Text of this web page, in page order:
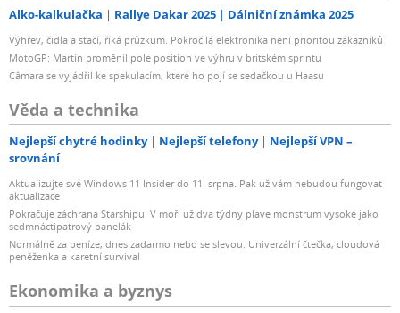
Alko-kalkulačka Rallye Dakar 2025 Dálniční známka 2025
Výhřev, čidla a stačí, říká průzkum. Pokročilá elektronika není prioritou zákazníků
MotoGP: Martin proměnil pole position ve výhru v britském sprintu
Câmara se vyjádřil ke spekulacím, které ho pojí se sedačkou u Haasu
Věda a technika
Nejlepší chytré hodinky Nejlepší telefony
Nejlepší VPN –
srovnání
Aktualizujte své Windows 11 Insider do 11. srpna. Pak už vám nebudou fungovat
aktualizace
Pokračuje záchrana Starshipu. V moři už dva týdny plave monstrum vysoké jako
sedmnáctipatrový panelák
Normálně za peníze, dnes zadarmo nebo se slevou: Univerzální čtečka, cloudová
peněženka a karetní survival
Ekonomika a byznys